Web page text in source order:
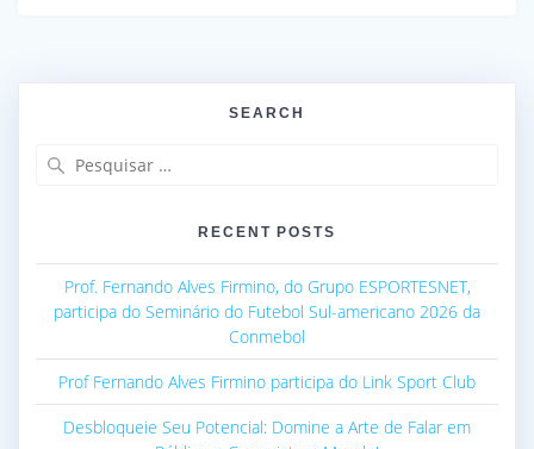
SEARCH
RECENT POSTS
Prof. Fernando Alves Firmino, do Grupo ESPORTESNET,
participa do Seminário do Futebol Sul-americano 2026 da
Conmebol
Prof Fernando Alves Firmino participa do Link Sport Club
Desbloqueie Seu Potencial: Domine a Arte de Falar em